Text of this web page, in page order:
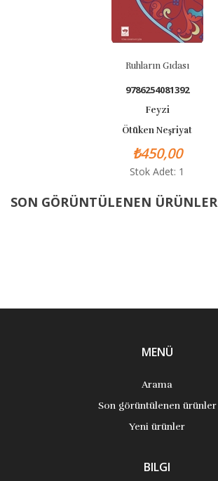
Ruhların Gıdası
9786254081392
Feyzi
Ötüken Neşriyat
₺450,00
Stok Adet: 1
SON GÖRÜNTÜLENEN ÜRÜNLER
MENÜ
Arama
Son görüntülenen ürünler
Yeni ürünler
BILGI